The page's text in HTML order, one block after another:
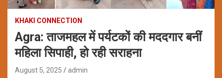
KHAKI CONNECTION
Agra: ताजमहल में पर्यटकों की मददगार बनीं
महिला सिपाही, हो रही सराहना
August 5, 2025 admin